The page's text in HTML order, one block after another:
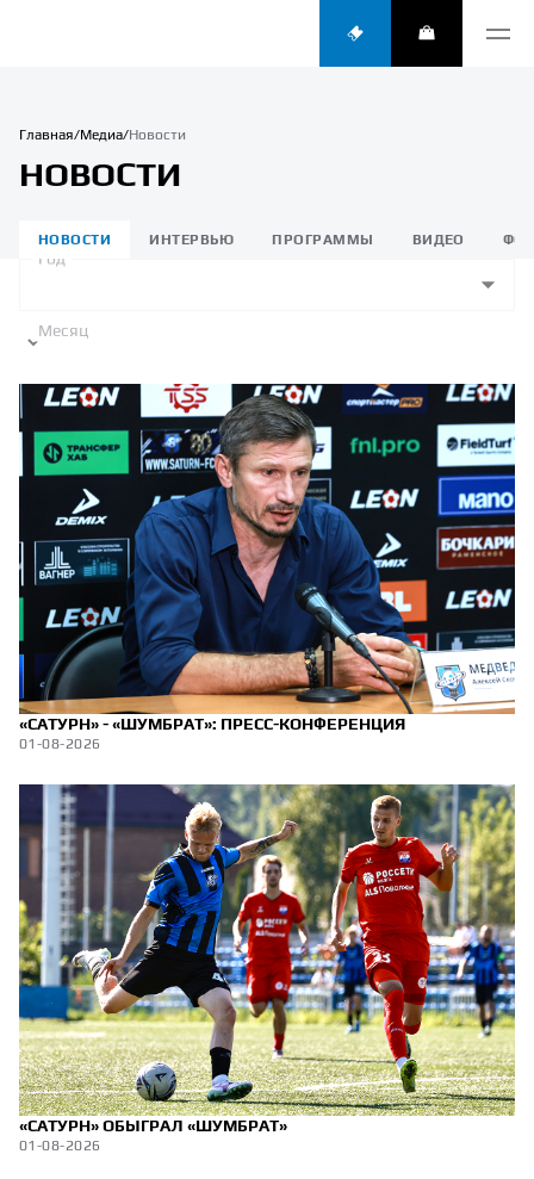
Главная Медиа Новости
НОВОСТИ
НОВОСТИ ИНТЕРВЬЮ ПРОГРАММЫ ВИДЕО
Год
Месяц
«САТУРН» - «ШУМБРАТ»: ПРЕСС-КОНФЕРЕНЦИЯ
01-08-2026
«САТУРН» ОБЫГРАЛ «ШУМБРАТ»
01-08-2026